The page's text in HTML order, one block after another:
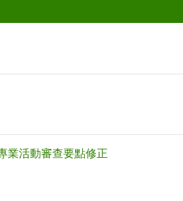
業活動審查要點修正